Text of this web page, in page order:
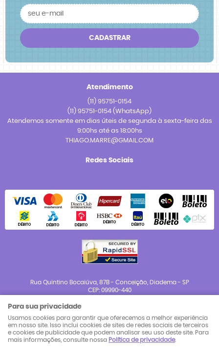
CADASTRAR
Atendimento
(11) 95751-0154
(11) 95751-0154 (WhatsApp)
Atendemos somente em dias úteis de segunda à sexta-feira das
9:00hs até as 18:00hs
THIAGO.MARRE@GMAIL.COM
Redes Sociais
Rua Quintino Bocaiúva, 87B- Conceição, Diadema- SP
CEP: 09990-440
LOJA VIRTUAL CRIADA POR
Para sua privacidade
Usamos cookies para garantir que oferecemos a melhor experiência
em nosso site. Isso inclui cookies de sites de redes sociais de terceiros
e cookies de publicidade que podem analisar seu uso deste site. Para
mais informações, consulte nossa Política de privacidade.